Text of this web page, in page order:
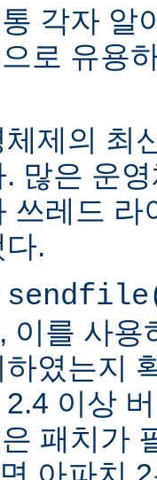
각자 알
로 유용
제의 최
많은 운
쓰레드 라
.
이를 사용
였는지
이상
패치가